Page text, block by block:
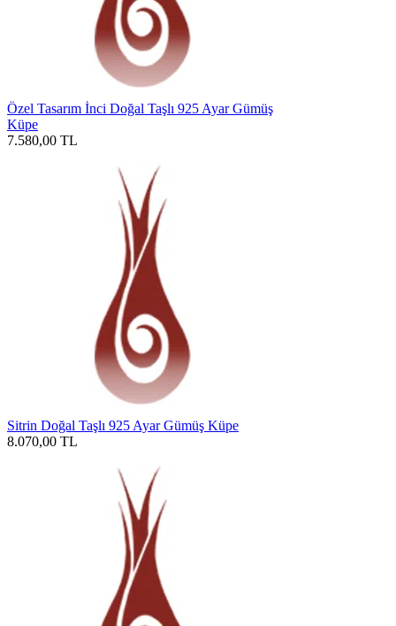
Özel Tasarım İnci Doğal Taşlı 925 Ayar Gümüş
Küpe
7.580,00 TL
Sitrin Doğal Taşlı 925 Ayar Gümüş Küpe
8.070,00 TL